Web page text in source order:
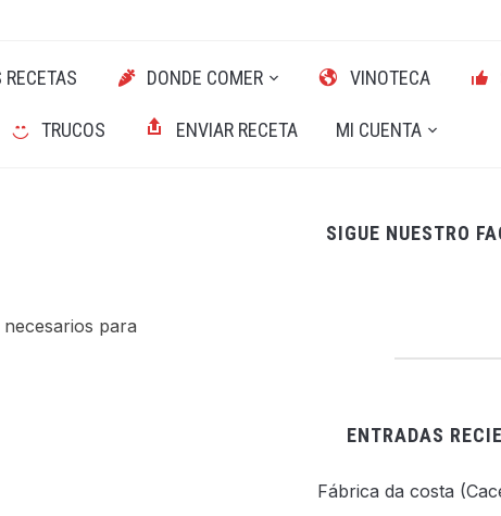
DONDE COMER VINOTECA
TRUCOS ENVIAR RECETA MI CUENTA
para
SIGUE NUESTRO
ENTRADAS
Fábrica da costa